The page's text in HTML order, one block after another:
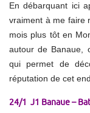
En débarquant ici
vraiment à me faire
mois plus tôt en
autour de Banaue,
qui permet de
réputation de cet
24/1 J1 Banaue –